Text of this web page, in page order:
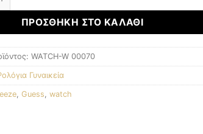
ΠΡΟΣΘΉΚΗ ΣΤΟ ΚΑΛΆΘΙ
WATCH-W 00070
Γυναικεία
Guess watch